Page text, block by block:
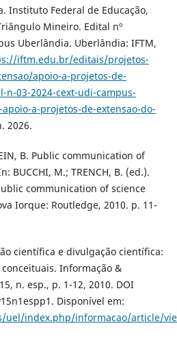
Instituto Federal de Educação,
Mineiro. Edital nº
Uberlândia. Uberlândia: IFTM,
iftm.edu.br/editais/projetos-
apoio-a-projetos-de-
n-03-2024-cext-udi-campus-
a-projetos-de-extensao-do-
2026.
B. Public communication of
BUCCHI, M.; TRENCH, B. (ed.).
communication of science
Iorque: Routledge, 2010. p. 11-
científica e divulgação científica:
Informação &
n. esp., p. 1-12, 2010. DOI
Disponível em:
uel/index.php/informacao/article/